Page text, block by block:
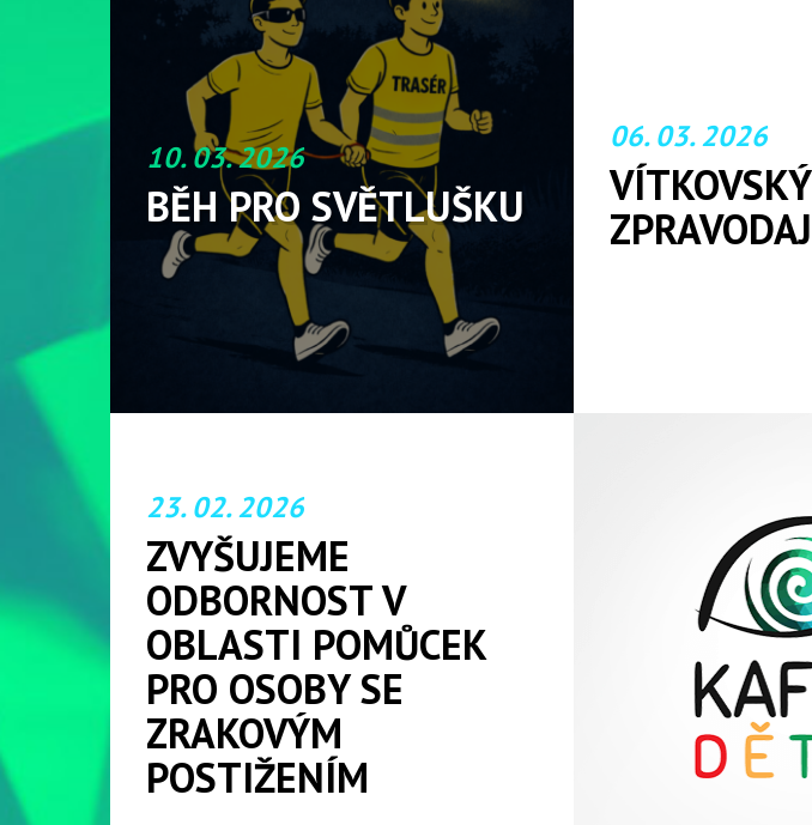
10. 03. 2026
BĚH PRO SVĚTLUŠKU
06. 03. 2026
VÍTKOVSKÝ
ZPRAVODAJ
23. 02. 2026
ZVYŠUJEME
ODBORNOST V
OBLASTI POMŮCEK
PRO OSOBY SE
ZRAKOVÝM
POSTIŽENÍM